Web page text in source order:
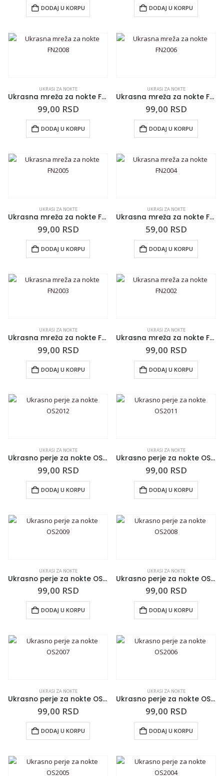
DODAJ U KORPU DODAJ U KORPU
UKRASI ZA NOKTE
Ukrasna mreža za nokte FN2008
99,00 RSD
DODAJ U KORPU
UKRASI ZA NOKTE
Ukrasna mreža za nokte FN2006
99,00 RSD
DODAJ U KORPU
UKRASI ZA NOKTE
Ukrasna mreža za nokte FN2005
99,00 RSD
DODAJ U KORPU
UKRASI ZA NOKTE
Ukrasna mreža za nokte FN2004
59,00 RSD
DODAJ U KORPU
UKRASI ZA NOKTE
Ukrasna mreža za nokte FN2003
99,00 RSD
DODAJ U KORPU
UKRASI ZA NOKTE
Ukrasna mreža za nokte FN2002
99,00 RSD
DODAJ U KORPU
UKRASI ZA NOKTE
Ukrasno perje za nokte OS2012
99,00 RSD
DODAJ U KORPU
UKRASI ZA NOKTE
Ukrasno perje za nokte OS2011
99,00 RSD
DODAJ U KORPU
UKRASI ZA NOKTE
Ukrasno perje za nokte OS2009
99,00 RSD
DODAJ U KORPU
UKRASI ZA NOKTE
Ukrasno perje za nokte OS2008
99,00 RSD
DODAJ U KORPU
UKRASI ZA NOKTE
Ukrasno perje za nokte OS2007
99,00 RSD
DODAJ U KORPU
UKRASI ZA NOKTE
Ukrasno perje za nokte OS2006
99,00 RSD
DODAJ U KORPU